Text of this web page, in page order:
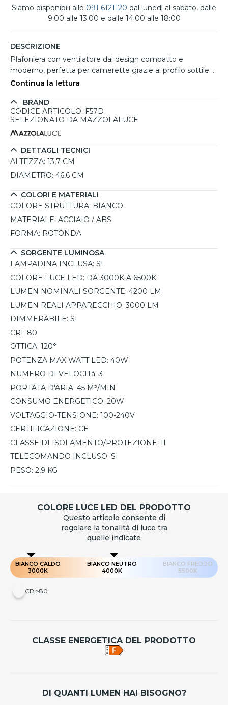
Siamo disponibili allo 091 6121120 dal lunedì al sabato, dalle
9:00 alle 13:00 e dalle 14:00 alle 18:00
DESCRIZIONE
Plafoniera con ventilatore dal design compatto e
moderno, perfetta per camerette grazie al profilo sottile di
soli 13,7 cm. La struttura in acciaio con finitura bianca
capace di creare atmosfere regolabili da 3000K a 6500K. Il
sistema di ventilazione centrale con pale interne in
Dotata di 3 velocità e motore DC silenzioso, offre comfort
e praticità con gestione tramite telecomando.
Continua la lettura
BRAND
CODICE ARTICOLO: F57D
SELEZIONATO DA MAZZOLALUCE
DETTAGLI TECNICI
ALTEZZA: 13,7 CM
DIAMETRO: 46,6 CM
COLORI E MATERIALI
COLORE STRUTTURA: BIANCO
MATERIALE: ACCIAIO / ABS
FORMA: ROTONDA
SORGENTE LUMINOSA
LAMPADINA INCLUSA: SI
COLORE LUCE LED: DA 3000K A 6500K
LUMEN NOMINALI SORGENTE: 4200 LM
LUMEN REALI APPARECCHIO: 3000 LM
DIMMERABILE: SI
CRI: 80
OTTICA: 120°
POTENZA MAX WATT LED: 40W
NUMERO DI VELOCITà: 3
PORTATA D'ARIA: 45 M³/MIN
CONSUMO ENERGETICO: 20W
VOLTAGGIO-TENSIONE: 100-240V
CERTIFICAZIONE: CE
CLASSE DI ISOLAMENTO/PROTEZIONE: II
TELECOMANDO INCLUSO: SI
PESO: 2,9 KG
COLORE LUCE LED DEL PRODOTTO
Questo articolo consente di
regolare la tonalità di luce tra
quelle indicate
BIANCO CALDO
3000K
BIANCO NEUTRO
4000K
BIANCO FREDDO
5500K
CRI>80
CLASSE ENERGETICA DEL PRODOTTO
DI QUANTI LUMEN HAI BISOGNO?